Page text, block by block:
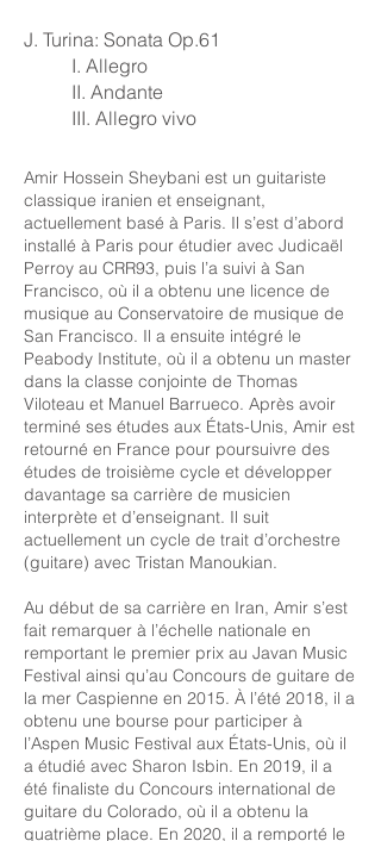
J. Turina: Sonata Op.61
I. Allegro
II. Andante
III. Allegro vivo
Amir Hossein Sheybani est un guitariste
classique iranien et enseignant,
actuellement basé à Paris. Il s’est d’abord
installé à Paris pour étudier avec Judicaël
Perroy au CRR93, puis l’a suivi à San
Francisco, où il a obtenu une licence de
musique au Conservatoire de musique de
San Francisco. Il a ensuite intégré le
Peabody Institute, où il a obtenu un master
dans la classe conjointe de Thomas
Viloteau et Manuel Barrueco. Après avoir
terminé ses études aux États-Unis, Amir est
retourné en France pour poursuivre des
études de troisième cycle et développer
davantage sa carrière de musicien
interprète et d’enseignant. Il suit
actuellement un cycle de trait d’orchestre
(guitare) avec Tristan Manoukian.
Au début de sa carrière en Iran, Amir s’est
fait remarquer à l’échelle nationale en
remportant le premier prix au Javan Music
Festival ainsi qu’au Concours de guitare de
la mer Caspienne en 2015. À l’été 2018, il a
obtenu une bourse pour participer à
l’Aspen Music Festival aux États-Unis, où il
a étudié avec Sharon Isbin. En 2019, il a
été finaliste du Concours international de
guitare du Colorado, où il a obtenu la
quatrième place. En 2020, il a remporté le